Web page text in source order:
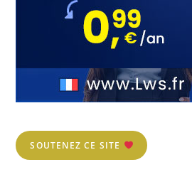
SOUTENEZ CE SITE